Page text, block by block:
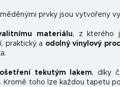
prvky jsou vytvořeny
materiálu, z kterého
praktický a odolný vinylový
tekutým lakem, díky
. Kromě toho lze každou tapetu